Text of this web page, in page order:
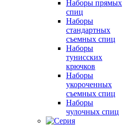
Наборы прямых
спиц
Наборы
стандартных
съемных спиц
Наборы
тунисских
крючков
Наборы
укороченных
съемных спиц
Наборы
чулочных спиц